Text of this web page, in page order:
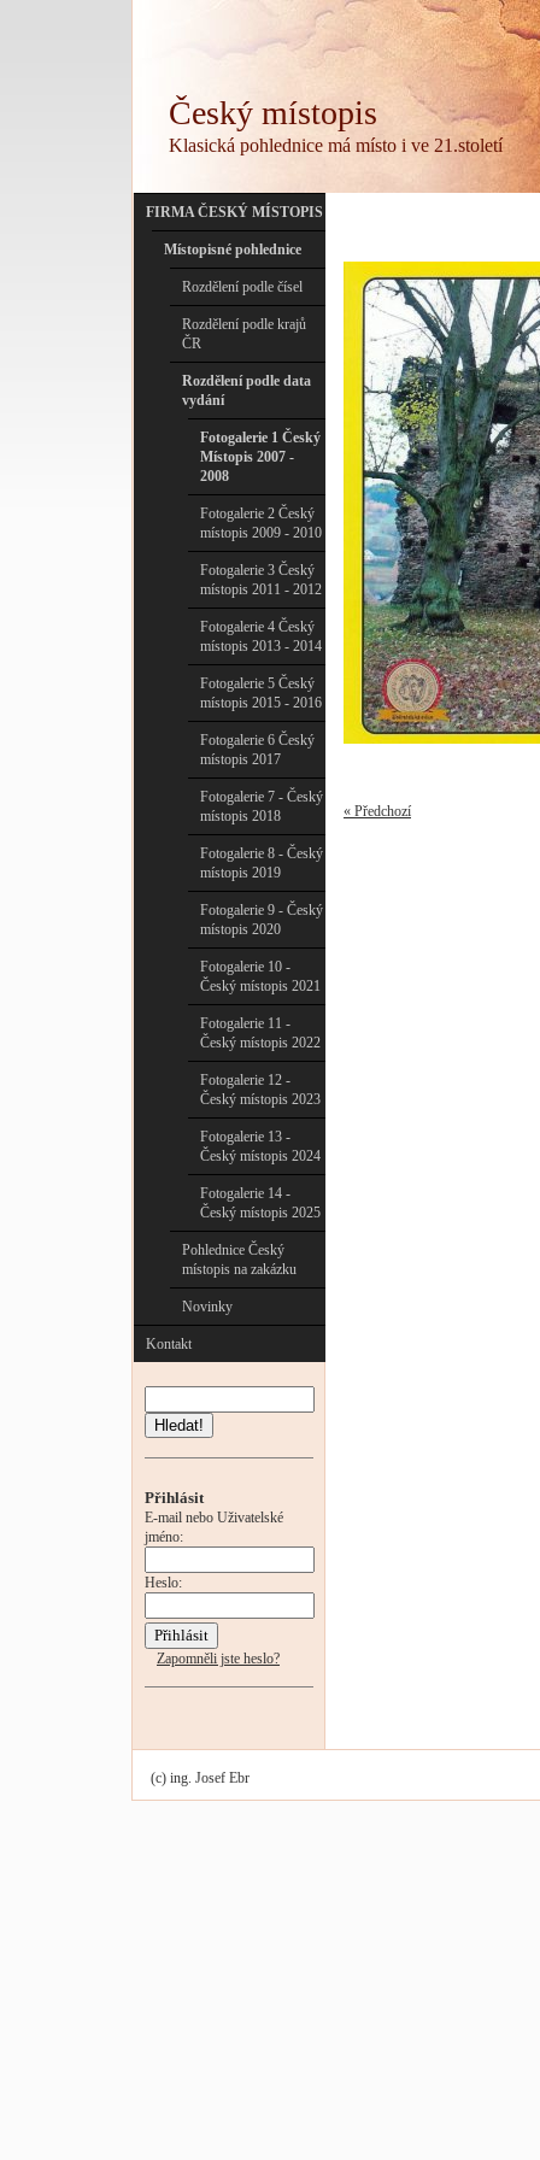
Český místopis
Klasická pohlednice má místo i ve 21.století
FIRMA ČESKÝ MÍSTOPIS
Místopisné pohlednice
Rozdělení podle čísel
Rozdělení podle krajů
ČR
Rozdělení podle data
vydání
Fotogalerie 1 Český
Místopis 2007 -
2008
Fotogalerie 2 Český
místopis 2009 - 2010
Fotogalerie 3 Český
místopis 2011 - 2012
Fotogalerie 4 Český
místopis 2013 - 2014
Fotogalerie 5 Český
místopis 2015 - 2016
Fotogalerie 6 Český
místopis 2017
Fotogalerie 7 - Český
místopis 2018
Fotogalerie 8 - Český
místopis 2019
Fotogalerie 9 - Český
místopis 2020
Fotogalerie 10 -
Český místopis 2021
Fotogalerie 11 -
Český místopis 2022
Fotogalerie 12 -
Český místopis 2023
Fotogalerie 13 -
Český místopis 2024
Fotogalerie 14 -
Český místopis 2025
Pohlednice Český
místopis na zakázku
Novinky
Kontakt
Hledat!
Přihlásit
E-mail nebo Uživatelské
jméno:
Heslo:
Zapomněli jste heslo?
« Předchozí
(c) ing. Josef Ebr